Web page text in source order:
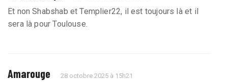
Et non Shabshab et Templier22, il est toujours là et il
sera là pour Toulouse.
Amarouge 28 octobre 2025 à 15h21